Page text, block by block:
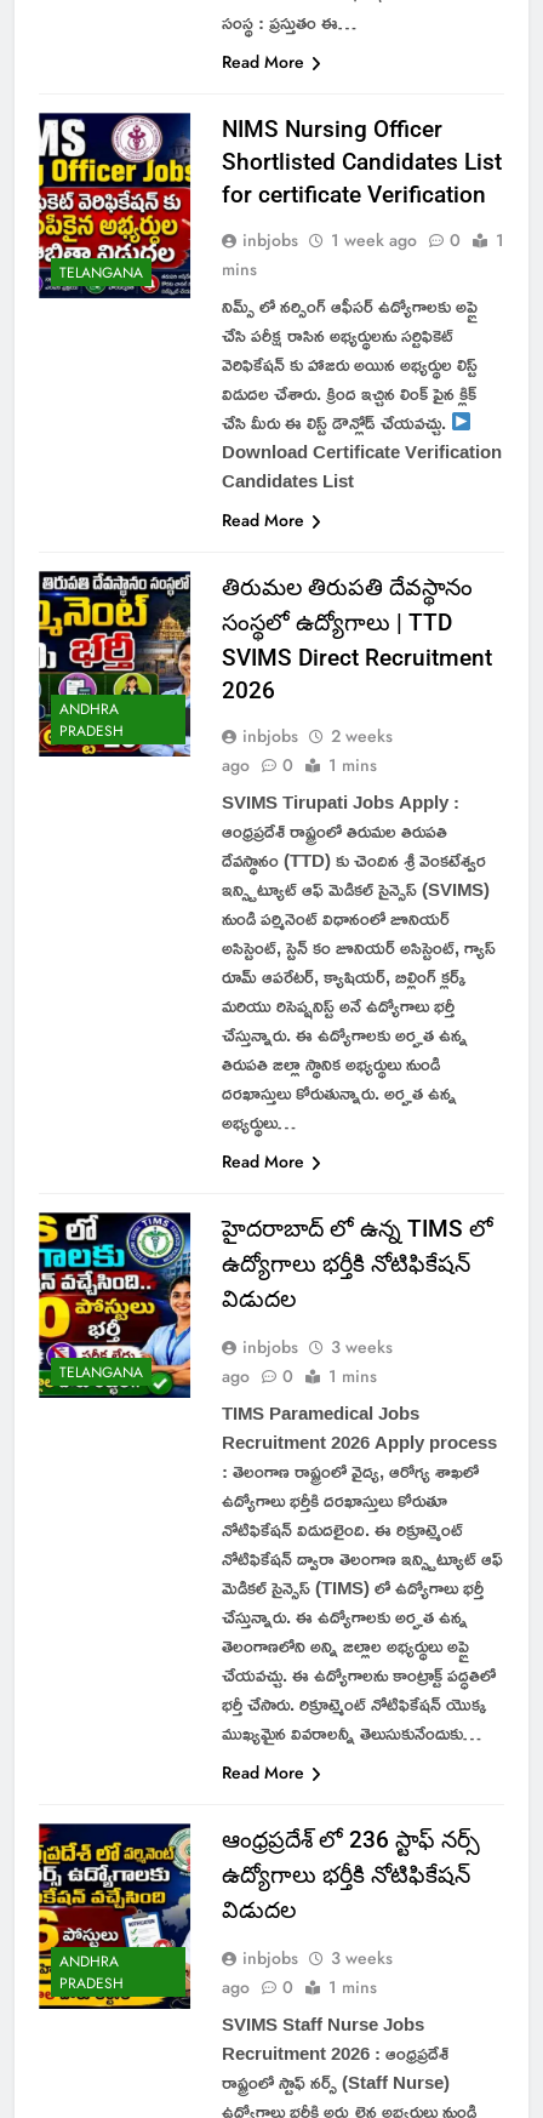
సంస్థ : ప్రస్తుతం ఈ…
Read More
TELANGANA
NIMS Nursing Officer
Shortlisted Candidates List
for certificate Verification
inbjobs 1 week ago 0
1
mins
నిమ్స్ లో నర్సింగ్ ఆఫీసర్ ఉద్యోగాలకు అప్లై
చేసి పరీక్ష రాసిన అభ్యర్థులను సర్టిఫికెట్
వెరిఫికేషన్ కు హాజరు అయిన అభ్యర్థుల లిస్ట్
విడుదల చేశారు. క్రింద ఇచ్చిన లింక్ పైన క్లిక్
చేసి మీరు ఈ లిస్ట్ డౌన్లోడ్ చేయవచ్చు.
Download Certificate Verification
Candidates List
Read More
ANDHRA
PRADESH
తిరుమల తిరుపతి దేవస్థానం
సంస్థలో ఉద్యోగాలు | TTD
SVIMS Direct Recruitment
2026
inbjobs
2 weeks
ago
0 1 mins
SVIMS Tirupati Jobs Apply :
ఆంధ్రప్రదేశ్ రాష్ట్రంలో తిరుమల తిరుపతి
దేవస్థానం (TTD) కు చెందిన శ్రీ వెంకటేశ్వర
ఇన్స్టిట్యూట్ ఆఫ్ మెడికల్ సైన్సెస్ (SVIMS)
నుండి పర్మినెంట్ విధానంలో జూనియర్
అసిస్టెంట్, స్టెన్ కం జూనియర్ అసిస్టెంట్, గ్యాస్
రూమ్ ఆపరేటర్, క్యాషియర్, బిల్లింగ్ క్లర్క్
మరియు రిసెప్షనిస్ట్ అనే ఉద్యోగాలు భర్తీ
చేస్తున్నారు. ఈ ఉద్యోగాలకు అర్హత ఉన్న
తిరుపతి జిల్లా స్థానిక అభ్యర్థులు నుండి
దరఖాస్తులు కోరుతున్నారు. అర్హత ఉన్న
అభ్యర్థులు…
Read More
TELANGANA
హైదరాబాద్ లో ఉన్న TIMS లో
ఉద్యోగాలు భర్తీకి నోటిఫికేషన్
విడుదల
inbjobs
3 weeks
ago
0 1 mins
TIMS Paramedical Jobs
Recruitment 2026 Apply process
: తెలంగాణ రాష్ట్రంలో వైద్య, ఆరోగ్య శాఖలో
ఉద్యోగాలు భర్తీకి దరఖాస్తులు కోరుతూ
నోటిఫికేషన్ విడుదలైంది. ఈ రిక్రూట్మెంట్
నోటిఫికేషన్ ద్వారా తెలంగాణ ఇన్స్టిట్యూట్ ఆఫ్
మెడికల్ సైన్సెస్ (TIMS) లో ఉద్యోగాలు భర్తీ
చేస్తున్నారు. ఈ ఉద్యోగాలకు అర్హత ఉన్న
తెలంగాణలోని అన్ని జిల్లాల అభ్యర్థులు అప్లై
చేయవచ్చు. ఈ ఉద్యోగాలను కాంట్రాక్ట్ పద్ధతిలో
భర్తీ చేసారు. రిక్రూట్మెంట్ నోటిఫికేషన్ యొక్క
ముఖ్యమైన వివరాలన్నీ తెలుసుకునేందుకు…
Read More
ANDHRA
PRADESH
ఆంధ్రప్రదేశ్ లో 236 స్టాఫ్ నర్స్
ఉద్యోగాలు భర్తీకి నోటిఫికేషన్
విడుదల
inbjobs
3 weeks
ago
0 1 mins
SVIMS Staff Nurse Jobs
Recruitment 2026 : ఆంధ్రప్రదేశ్
రాష్ట్రంలో స్టాఫ్ నర్స్ (Staff Nurse)